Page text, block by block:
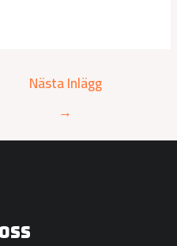
Nästa Inlägg
→